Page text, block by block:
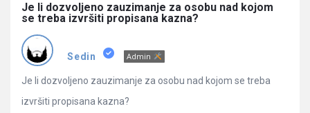
Latest
Pitanja
Je li dozvoljeno zauzimanje za osobu nad kojom
se treba izvršiti propisana kazna?
Sedin Admin
Je li dozvoljeno zauzimanje za osobu nad kojom se treba
izvršiti propisana kazna?